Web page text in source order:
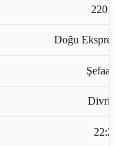
Doğu